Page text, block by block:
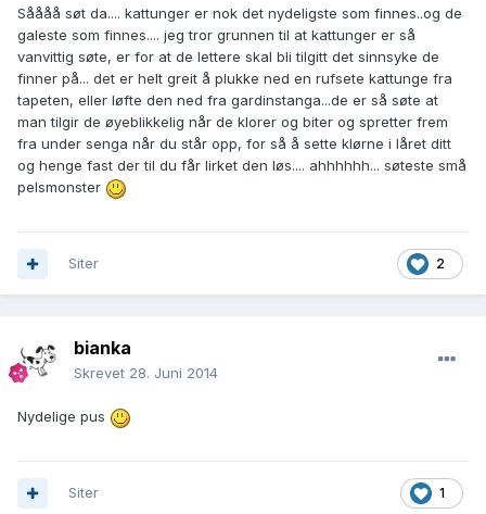
Såååå søt da.... kattunger er nok det nydeligste som finnes..og de
galeste som finnes.... jeg tror grunnen til at kattunger er så
vanvittig søte, er for at de lettere skal bli tilgitt det sinnsyke de
finner på... det er helt greit å plukke ned en rufsete kattunge fra
tapeten, eller løfte den ned fra gardinstanga...de er så søte at
man tilgir de øyeblikkelig når de klorer og biter og spretter frem
fra under senga når du står opp, for så å sette klørne i låret ditt
og henge fast der til du får lirket den løs.... ahhhhhh... søteste små
pelsmonster
2
Siter
bianka
Skrevet 28. Juni 2014
Nydelige pus
1
Siter